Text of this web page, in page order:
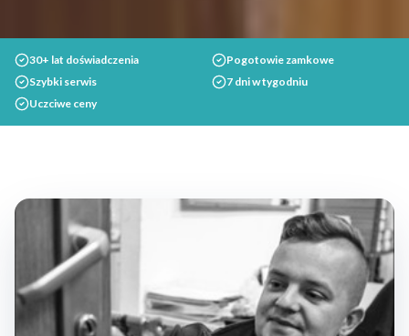
30+ lat doświadczenia
Pogotowie zamkowe
Szybki serwis
7 dni w tygodniu
Uczciwe ceny